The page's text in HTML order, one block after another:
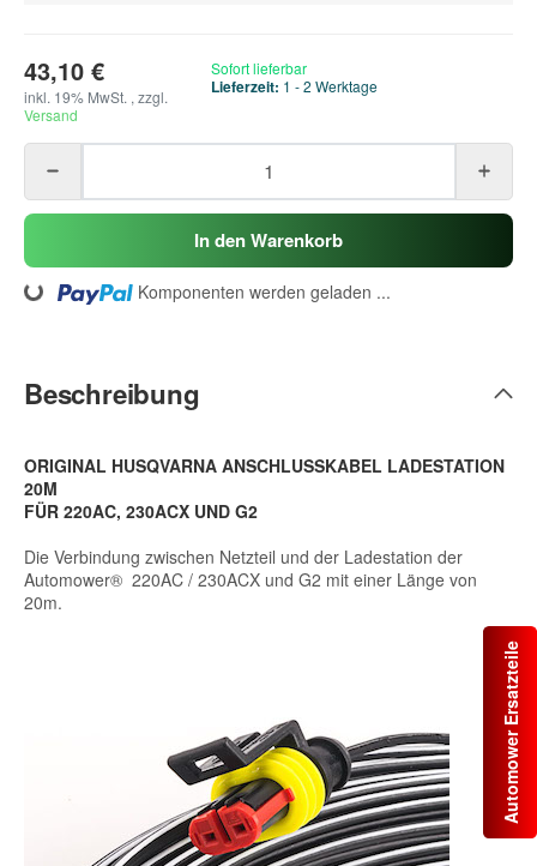
Automower Ersatzteile
43,10 €
inkl. 19% MwSt. , zzgl.
Versand
Sofort lieferbar
Lieferzeit: 1 - 2 Werktage
In den Warenkorb
Komponenten werden geladen ...
Beschreibung
ORIGINAL HUSQVARNA ANSCHLUSSKABEL LADESTATION
20M
FÜR 220AC, 230ACX UND G2
Die Verbindung zwischen Netzteil und der Ladestation der
Automower® 220AC / 230ACX und G2 mit einer Länge von
20m.